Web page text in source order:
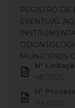
REGISTRO
EVENTUAL
MUNICIPIOS
Nº
48/2025
Nº
114/2025